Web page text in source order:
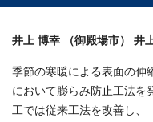
井上 博幸 （御殿場市） 井
季節の寒暖による表面の伸
において膨らみ防止工法を
工では従来工法を改善し、